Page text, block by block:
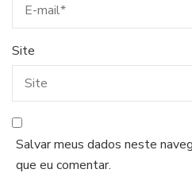
Site
Salvar meus dados neste
que eu comentar.